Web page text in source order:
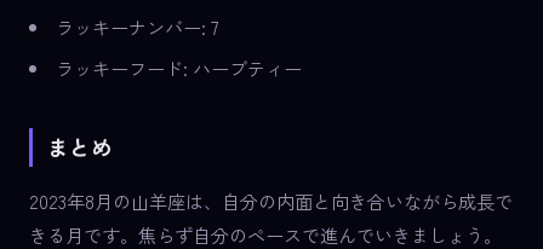
ラッキーナンバー: 7
ラッキーフード: ハーブティー
まとめ
2023年8月の山羊座は、自分の内面と向き合いながら成長で
きる月です。焦らず自分のペースで進んでいきましょう。